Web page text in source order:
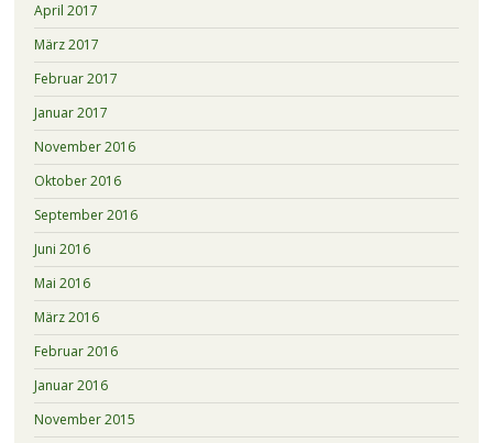
April 2017
März 2017
Februar 2017
Januar 2017
November 2016
Oktober 2016
September 2016
Juni 2016
Mai 2016
März 2016
Februar 2016
Januar 2016
November 2015